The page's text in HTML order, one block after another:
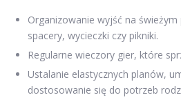
Organizowanie wyjść na
spacery, wycieczki czy pikniki.
Regularne wieczory gier, które
Ustalanie elastycznych planów,
dostosowanie się do potrzeb